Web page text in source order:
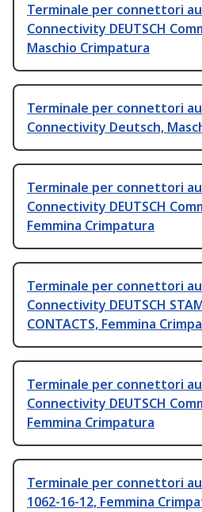
Terminale per connettori
Connectivity DEUTSCH
Maschio Crimpatura
Terminale per connettori
Connectivity Deutsch,
Terminale per connettori
Connectivity DEUTSCH
Femmina Crimpatura
Terminale per connettori
Connectivity DEUTSCH
CONTACTS, Femmina
Terminale per connettori
Connectivity DEUTSCH
Femmina Crimpatura
Terminale per connettori
1062-16-12, Femmina